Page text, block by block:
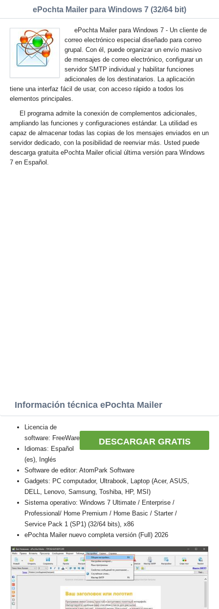
ePochta Mailer para Windows 7 (32/64 bit)
ePochta Mailer para Windows 7 - Un cliente de
correo electrónico especial diseñado para correo
grupal. Con él, puede organizar un envío masivo
de mensajes de correo electrónico, configurar un
servidor SMTP individual y habilitar funciones
adicionales de los destinatarios. La aplicación
tiene una interfaz fácil de usar, con acceso rápido a todos los
elementos principales.
El programa admite la conexión de complementos adicionales,
ampliando las funciones y configuraciones estándar. La utilidad es
capaz de almacenar todas las copias de los mensajes enviados en un
servidor dedicado, con la posibilidad de reenviar más. Usted puede
descarga gratuita ePochta Mailer oficial última versión para Windows
7 en Español.
Información técnica ePochta Mailer
DESCARGAR GRATIS
Licencia de
software: FreeWare
Idiomas: Español
(es), Inglés
Software de editor: AtomPark Software
Gadgets: PC computador, Ultrabook, Laptop (Acer, ASUS,
DELL, Lenovo, Samsung, Toshiba, HP, MSI)
Sistema operativo: Windows 7 Ultimate / Enterprise /
Professional/ Home Premium / Home Basic / Starter /
Service Pack 1 (SP1) (32/64 bits), x86
ePochta Mailer nuevo completa versión (Full) 2026